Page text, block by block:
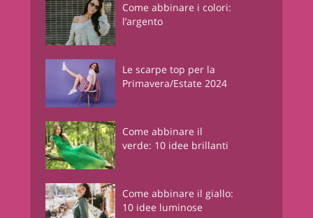
Come abbinare i colori:
l’argento
Le scarpe top per la
Primavera/Estate 2024
Come abbinare il
verde: 10 idee brillanti
Come abbinare il giallo:
10 idee luminose